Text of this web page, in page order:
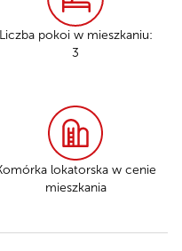
Liczba pokoi w mieszkaniu:
3
lokatorska w cenie
mieszkania